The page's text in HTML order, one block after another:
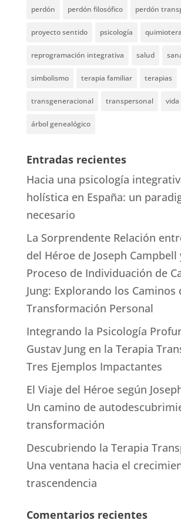
perdón perdón filosófico perdón
proyecto sentido psicología
reprogramación integrativa salud
simbolismo terapia familiar terapias
transgeneracional transpersonal vida
árbol genealógico
Entradas recientes
Hacia una psicología
holística en España: un
necesario
La Sorprendente Relación
del Héroe de Joseph Campbell
Proceso de Individuación de
Jung: Explorando los Caminos
Transformación Personal
Integrando la Psicología
Gustav Jung en la Terapia
Tres Ejemplos Impactantes
El Viaje del Héroe según
Un camino de
transformación
Descubriendo la Terapia
Una ventana hacia el
trascendencia
Comentarios recientes